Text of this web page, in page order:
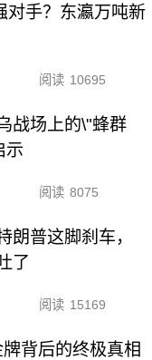
对手？东瀛万吨新
阅读 10695
战场上的\"蜂群
示
阅读 8075
朗普这脚刹车，
了
阅读 15169
背后的终极真相